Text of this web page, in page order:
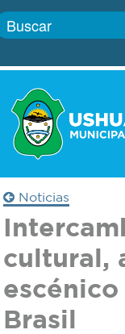
Boletín
Defensa
civil
Gobierno
Trámites
Transparencia
Actualidad
Noticias
cultural,
Brasil